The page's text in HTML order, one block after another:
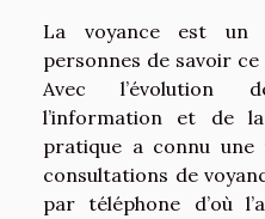
La voyance est un
personnes de savoir ce
Avec l’évolution
l’information et de
pratique a connu une
consultations de
par téléphone d’où